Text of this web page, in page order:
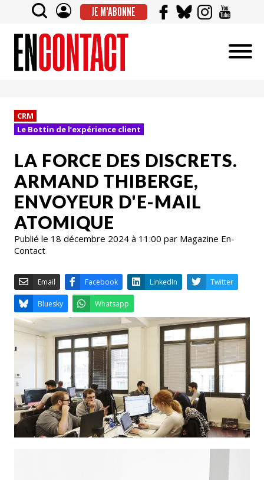
JE M'ABONNE
CRM
Le Bottin de l’expérience client
LA FORCE DES DISCRETS.
ARMAND THIBERGE,
ENVOYEUR D'E-MAIL
ATOMIQUE
Publié le 18 décembre 2024 à 11:00 par Magazine En-
Contact
Email Facebook LinkedIn
Bluesky Whatsapp